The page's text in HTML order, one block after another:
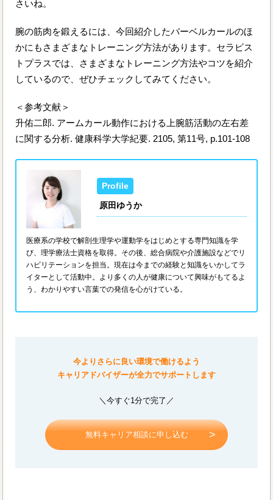
さいね。
腕の筋肉を鍛えるには、今回紹介したバーベルカールのほ
かにもさまざまなトレーニング方法があります。セラピス
トプラスでは、さまざまなトレーニング方法やコツを紹介
しているので、ぜひチェックしてみてください。
＜参考文献＞
升佑二郎. アームカール動作における上腕筋活動の左右差
に関する分析. 健康科学大学紀要. 2105, 第11号, p.101-108
原田ゆうか
医療系の学校で解剖生理学や運動学をはじめとする専門知識を学
び、理学療法士資格を取得。その後、総合病院や介護施設などでリ
ハビリテーションを担当。現在は今までの経験と知識をいかしてラ
イターとして活動中。より多くの人が健康について興味がもてるよ
う、わかりやすい言葉での発信を心がけている。
今よりさらに良い環境で働けるよう
キャリアドバイザーが全力でサポートします
＼今すぐ1分で完了／
無料キャリア相談に申し込む